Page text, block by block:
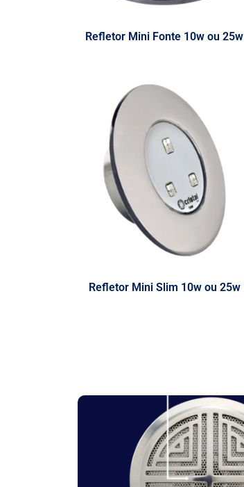
Refletor Mini Fonte 10w ou 25w
Refletor Mini Slim 10w ou 25w